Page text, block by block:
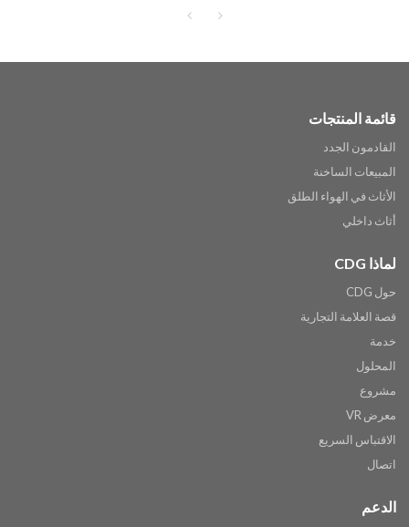
قائمة المنتجات
القادمون الجدد
المبيعات الساخنة
الأثاث في الهواء الطلق
أثاث داخلي
لماذا CDG
حول CDG
قصة العلامة التجارية
خدمة
المحلول
مشروع
معرض VR
الاقتباس السريع
اتصال
الدعم